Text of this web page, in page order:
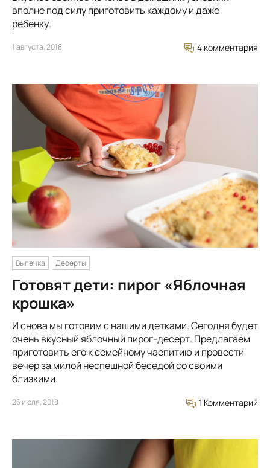
вполне под силу приготовить каждому и даже
ребенку.
1 августа, 2018 4 комментария
Выпечка Десерты
Готовят дети: пирог «Яблочная
крошка»
И снова мы готовим с нашими детками. Сегодня будет
очень вкусный яблочный пирог-десерт. Предлагаем
приготовить его к семейному чаепитию и провести
вечер за милой неспешной беседой со своими
близкими.
25 июля, 2018 1 Комментарий